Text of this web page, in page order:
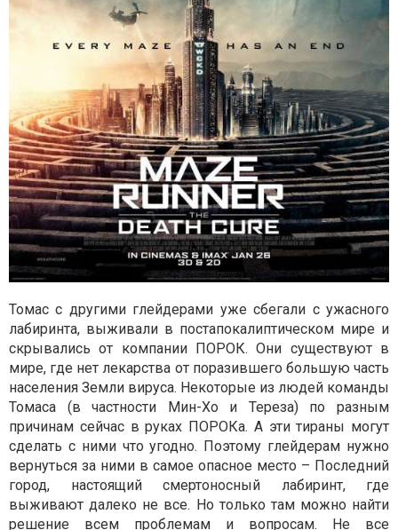
Томас с другими глейдерами уже сбегали с ужасного
лабиринта, выживали в постапокалиптическом мире и
скрывались от компании ПОРОК. Они существуют в
мире, где нет лекарства от поразившего большую часть
населения Земли вируса. Некоторые из людей команды
Томаса (в частности Мин-Хо и Тереза) по разным
причинам сейчас в руках ПОРОКа. А эти тираны могут
сделать с ними что угодно. Поэтому глейдерам нужно
вернуться за ними в самое опасное место – Последний
город, настоящий смертоносный лабиринт, где
выживают далеко не все. Но только там можно найти
решение всем проблемам и вопросам. Не все